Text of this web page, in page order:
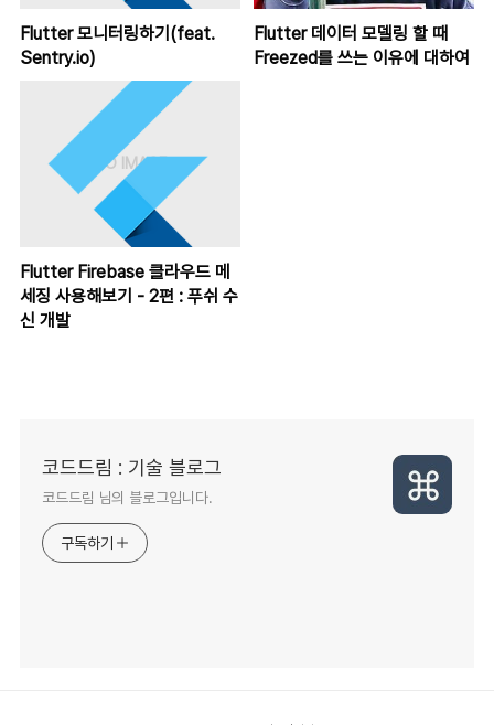
Flutter 모니터링하기(feat.
Sentry.io)
Flutter 데이터 모델링 할 때
Freezed를 쓰는 이유에 대하여
Flutter Firebase 클라우드 메
세징 사용해보기 - 2편 : 푸쉬 수
신 개발
코드드림 : 기술 블로그
코드드림 님의 블로그입니다.
구독하기